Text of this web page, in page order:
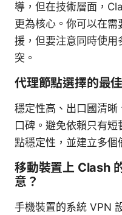
導，但在技術層面，
更為核心。你可以在
援，但要注意同時使
突。
代理節點選擇的最
穩定性高、出口國清晰
口碑。避免依賴只有
點穩定性，並建立多個
移動裝置上 Clash
意？
手機裝置的系統 VPN